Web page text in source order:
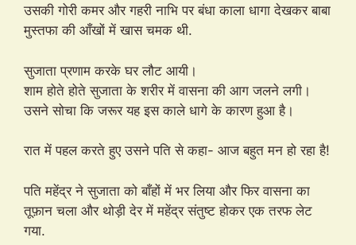
उसकी गोरी कमर और गहरी नाभि पर बंधा काला धागा देखकर बाबा
मुस्तफा की आँखों में खास चमक थी.
सुजाता प्रणाम करके घर लौट आयी।
शाम होते होते सुजाता के शरीर में वासना की आग जलने लगी।
उसने सोचा कि जरूर यह इस काले धागे के कारण हुआ है।
रात में पहल करते हुए उसने पति से कहा- आज बहुत मन हो रहा है!
पति महेंद्र ने सुजाता को बाँहों में भर लिया और फिर वासना का
तूफ़ान चला और थोड़ी देर में महेंद्र संतुष्ट होकर एक तरफ लेट
गया.